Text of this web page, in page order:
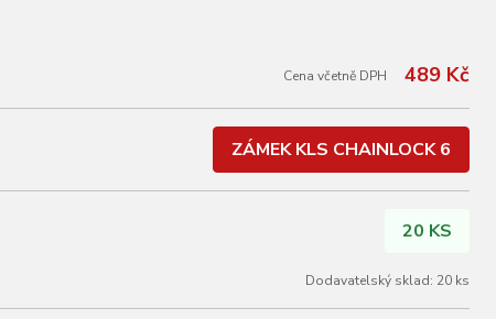
Cena včetně DPH 489 Kč
ZÁMEK KLS CHAINLOCK 6
20 KS
Dodavatelský sklad: 20 ks